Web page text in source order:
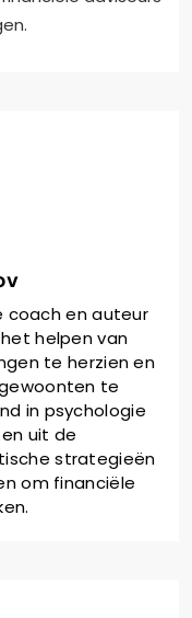
coach en auteur
helpen van
te herzien en
te
in psychologie
uit de
strategieën
om financiële